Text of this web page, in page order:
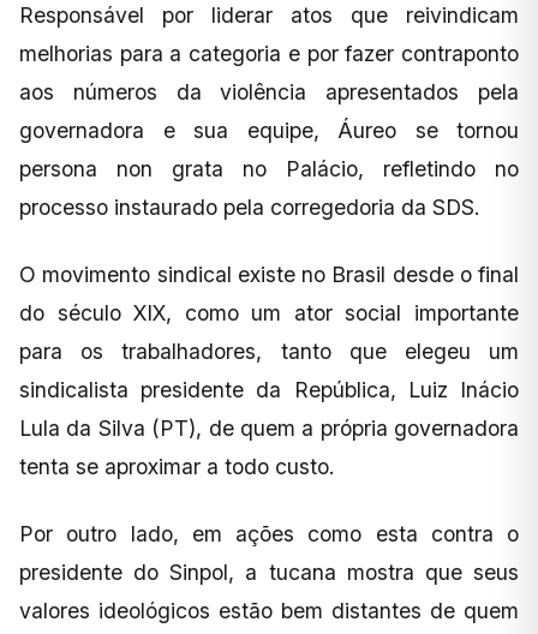
Responsável por liderar atos que reivindicam
melhorias para a categoria e por fazer contraponto
aos números da violência apresentados pela
governadora e sua equipe, Áureo se tornou
persona non grata no Palácio, refletindo no
processo instaurado pela corregedoria da SDS.
O movimento sindical existe no Brasil desde o final
do século XIX, como um ator social importante
para os trabalhadores, tanto que elegeu um
sindicalista presidente da República, Luiz Inácio
Lula da Silva (PT), de quem a própria governadora
tenta se aproximar a todo custo.
Por outro lado, em ações como esta contra o
presidente do Sinpol, a tucana mostra que seus
valores ideológicos estão bem distantes de quem